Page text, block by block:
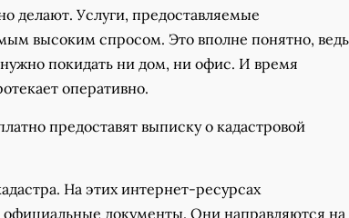
делают. Услуги, предоставляемые
высоким спросом. Это вполне понятно,
покидать ни дом, ни офис. И время
оперативно.
предоставят выписку о кадастровой
На этих интернет-ресурсах
официальные документы. Они направляются на